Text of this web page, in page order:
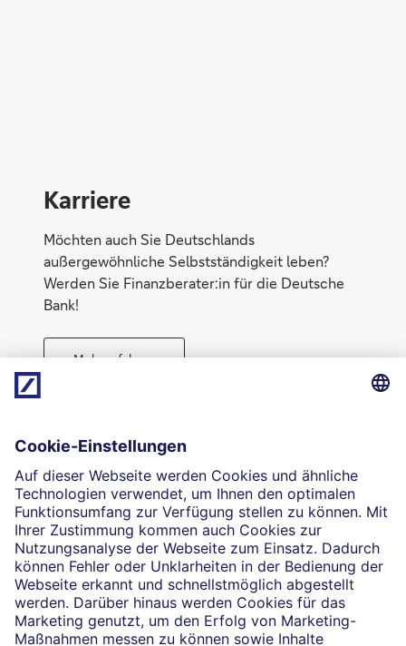
Risiken absichern
Karriere
Möchten auch Sie Deutschlands
außergewöhnliche Selbstständigkeit leben?
Werden Sie Finanzberater:in für die Deutsche
Bank!
Mehr erfahren
Die selbstständigen Finanzberater:innen beraten in
Finanzgeschäften, die sie für die Deutsche Bank AG
vermitteln dürfen. Das Einverständnis zu den dabei
vermittelten Verträgen sowie in diesem
Zusammenhang erforderliche Erklärungen werden
stets rechtsverbindlich nur durch die Deutsche Bank